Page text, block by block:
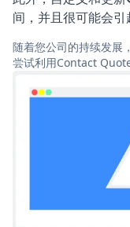
间，并且很可能会引
随着您公司的持续发展
尝试利用Contact